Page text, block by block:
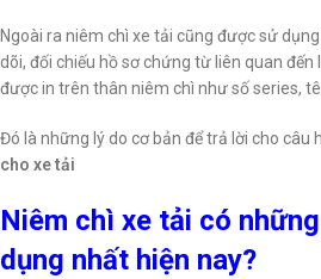
Ngoài ra niêm chì xe tải cũng được sử
dõi, đối chiếu hồ sơ chứng từ liên quan
được in trên thân niêm chì như số series,
Đó là những lý do cơ bản để trả lời cho câu
cho xe tải
Niêm chì xe tải có
dụng nhất hiện nay?